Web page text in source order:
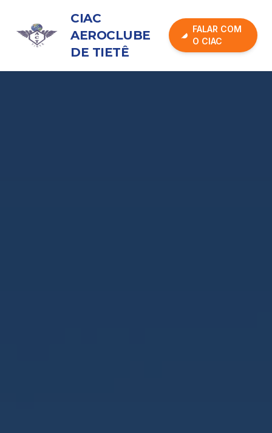
CIAC
AEROCLUBE
DE TIETÊ
FALAR COM
O CIAC